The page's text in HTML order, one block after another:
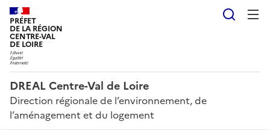
PRÉFET
DE LA RÉGION
CENTRE-VAL
DE LOIRE
DREAL Centre-Val de Loire
Direction régionale de l’environnement, de
l’aménagement et du logement